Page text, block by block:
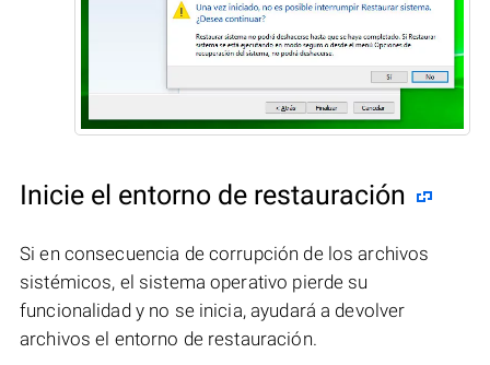
Inicie el entorno de restauración
Si en consecuencia de corrupción de los archivos
sistémicos, el sistema operativo pierde su
funcionalidad y no se inicia, ayudará a devolver
archivos el entorno de restauración.